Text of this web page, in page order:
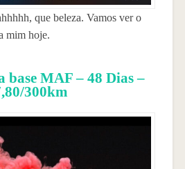
que beleza. Vamos ver o
mim hoje.
base MAF – 48 Dias –
300km